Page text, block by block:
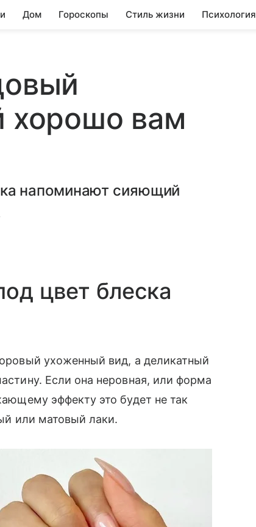
Дом Гороскопы Стиль жизни Психология
хорошо вам
напоминают сияющий
цвет блеска
ухоженный вид, а деликатный
Если она неровная, или форма
эффекту это будет не так
или матовый лаки.